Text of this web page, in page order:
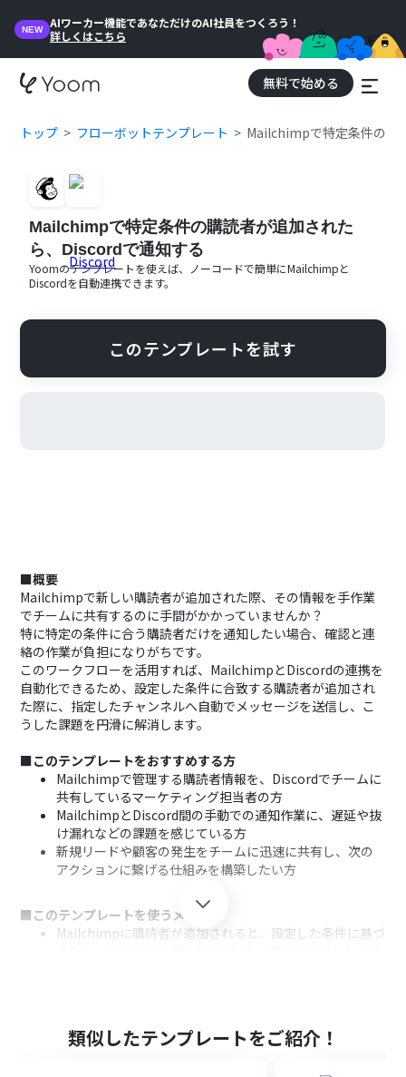
NEW
AIワーカー機能であなただけのAI社員をつくろう！
詳しくはこちら
無料で始める
トップ フローボットテンプレート Mailchimpで特定条件の購
Mailchimpで特定条件の購読者が追加された
ら、Discordで通知する
Yoomのテンプレートを使えば、ノーコードで簡単にMailchimpと
Discordを自動連携できます。
このテンプレートを試す
■概要
Mailchimpで新しい購読者が追加された際、その情報を手作業
でチームに共有するのに手間がかかっていませんか？
特に特定の条件に合う購読者だけを通知したい場合、確認と連
絡の作業が負担になりがちです。
このワークフローを活用すれば、MailchimpとDiscordの連携を
自動化できるため、設定した条件に合致する購読者が追加され
た際に、指定したチャンネルへ自動でメッセージを送信し、こ
うした課題を円滑に解消します。
■このテンプレートをおすすめする方
Mailchimpで管理する購読者情報を、Discordでチームに
共有しているマーケティング担当者の方
MailchimpとDiscord間の手動での通知作業に、遅延や抜
け漏れなどの課題を感じている方
新規リードや顧客の発生をチームに迅速に共有し、次の
アクションに繋げる仕組みを構築したい方
■このテンプレートを使うメリット
Mailchimpに購読者が追加されると、設定した条件に基づ
類似したテンプレートをご紹介！